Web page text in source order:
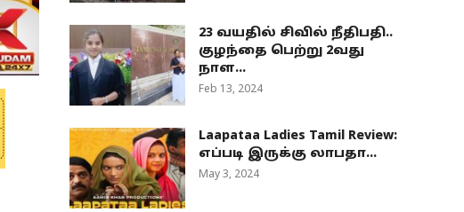
23 வயதில் சிவில் நீதிபதி..
குழந்தை பெற்று 2வது
நாள...
Feb 13, 2024
Laapataa Ladies Tamil Review:
எப்படி இருக்கு லாபதா...
May 3, 2024